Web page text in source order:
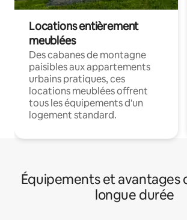
Locations entièrement
meublées
Des cabanes de montagne
paisibles aux appartements
urbains pratiques, ces
locations meublées offrent
tous les équipements d'un
logement standard.
Équipements et avantages
longue durée